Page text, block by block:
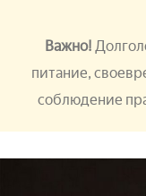
Важно!
питание,
соблюдение